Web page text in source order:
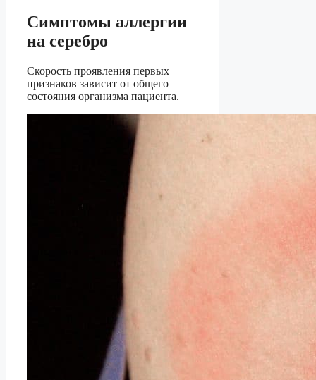
Симптомы аллергии
на серебро
Скорость проявления первых
признаков зависит от общего
состояния организма пациента.